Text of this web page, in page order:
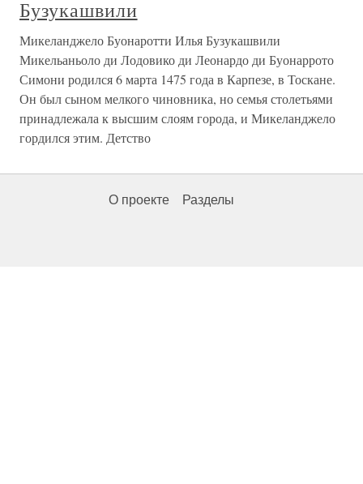
Бузукашвили
Микеланджело Буонаротти Илья Бузукашвили
Микельаньоло ди Лодовико ди Леонардо ди Буонаррото
Симони родился 6 марта 1475 года в Карпезе, в Тоскане.
Он был сыном мелкого чиновника, но семья столетьями
принадлежала к высшим слоям города, и Микеланджело
гордился этим. Детство
О проекте Разделы